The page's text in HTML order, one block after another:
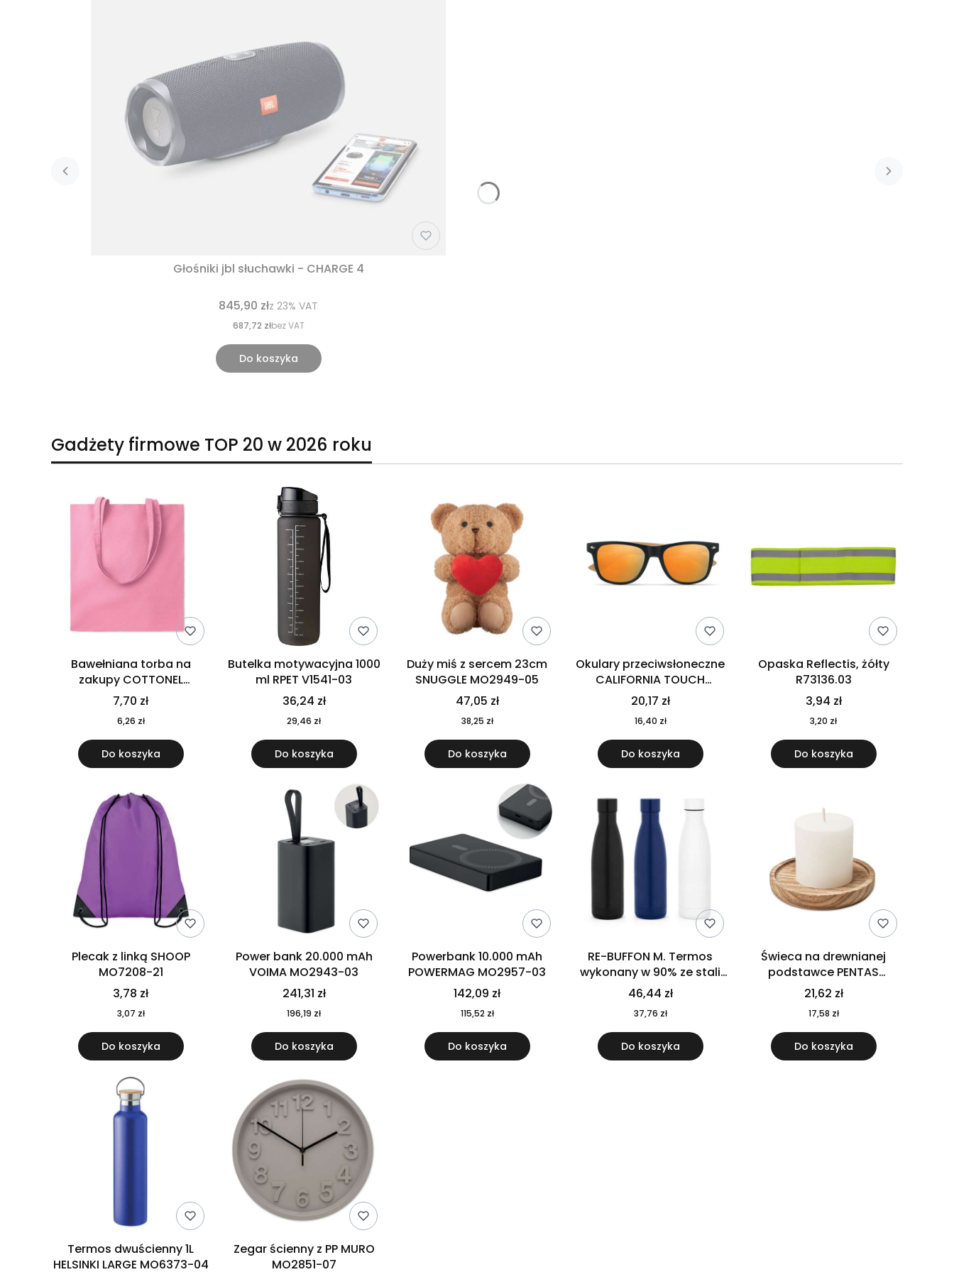
Głośniki jbl słuchawki - CHARGE 4
845,90 złz 23% VAT
687,72 złbez VAT
Do koszyka
Gadżety firmowe TOP 20 w 2026 roku
Bawełniana torba na
zakupy COTTONEL
COLOUR++ MO9846-11
7,70 zł
6,26 zł
Do koszyka
Butelka motywacyjna 1000
ml RPET V1541-03
36,24 zł
29,46 zł
Do koszyka
Duży miś z sercem 23cm
SNUGGLE MO2949-05
47,05 zł
38,25 zł
Do koszyka
Okulary przeciwsłoneczne
CALIFORNIA TOUCH
MO9617-10
20,17 zł
16,40 zł
Do koszyka
Opaska Reflectis, żółty
R73136.03
3,94 zł
3,20 zł
Do koszyka
Plecak z linką SHOOP
MO7208-21
3,78 zł
3,07 zł
Do koszyka
Power bank 20.000 mAh
VOIMA MO2943-03
241,31 zł
196,19 zł
Do koszyka
Powerbank 10.000 mAh
POWERMAG MO2957-03
142,09 zł
115,52 zł
Do koszyka
RE-BUFFON M. Termos
wykonany w 90% ze stali
nierdzewnej pochodzącej z
recyklingu 520 ml 94294
46,44 zł
37,76 zł
Do koszyka
Świeca na drewnianej
podstawce PENTAS
MO6282-40
21,62 zł
17,58 zł
Do koszyka
Termos dwuścienny 1L
HELSINKI LARGE MO6373-04
Zegar ścienny z PP MURO
MO2851-07